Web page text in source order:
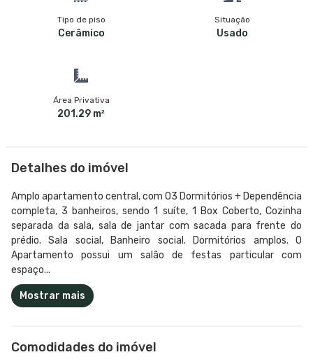
Tipo de piso
Cerâmico
Situação
Usado
Área Privativa
201.29 m²
Detalhes do imóvel
Amplo apartamento central, com 03 Dormitórios + Dependência
completa, 3 banheiros, sendo 1 suíte, 1 Box Coberto, Cozinha
separada da sala, sala de jantar com sacada para frente do
prédio. Sala social, Banheiro social. Dormitórios amplos. O
Apartamento possui um salão de festas particular com
espaço...
Mostrar mais
Comodidades do imóvel